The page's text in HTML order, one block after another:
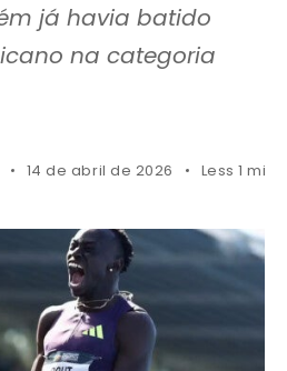
já havia batido
na categoria
14 de abril de 2026 Less 1 min